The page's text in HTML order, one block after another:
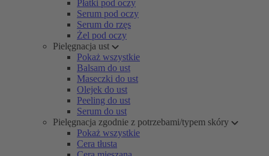
Płatki pod oczy
Serum pod oczy
Serum do rzęs
Żel pod oczy
Pielęgnacja ust
Pokaż wszystkie
Balsam do ust
Maseczki do ust
Olejek do ust
Peeling do ust
Serum do ust
Pielęgnacja zgodnie z potrzebami/typem skóry
Pokaż wszystkie
Cera tłusta